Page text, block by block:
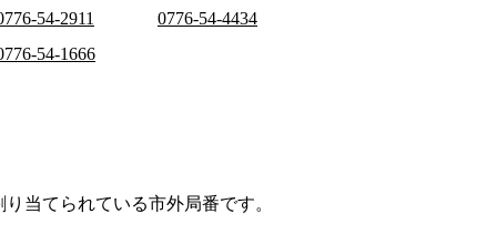
54-2911
0776-54-4434
54-1666
り当てられている市外局番です。